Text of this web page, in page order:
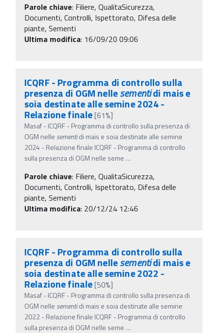
Parole chiave: Filiere, QualitaSicurezza,
Documenti, Controlli, Ispettorato, Difesa delle
piante, Sementi
Ultima modifica: 16/09/20 09:06
ICQRF - Programma di controllo sulla
presenza di OGM nellesementidi mais e
soia destinate alle semine 2024 -
Relazione finale[61%]
Masaf - ICQRF - Programma di controllo sulla presenza di
OGM nelle sementidi mais e soia destinate alle semine
2024 - Relazione finale ICQRF - Programma di controllo
sulla presenza di OGM nelle seme …
Parole chiave: Filiere, QualitaSicurezza,
Documenti, Controlli, Ispettorato, Difesa delle
piante, Sementi
Ultima modifica: 20/12/24 12:46
ICQRF - Programma di controllo sulla
presenza di OGM nellesementidi mais e
soia destinate alle semine 2022 -
Relazione finale[50%]
Masaf - ICQRF - Programma di controllo sulla presenza di
OGM nelle sementidi mais e soia destinate alle semine
2022 - Relazione finale ICQRF - Programma di controllo
sulla presenza di OGM nelle seme …